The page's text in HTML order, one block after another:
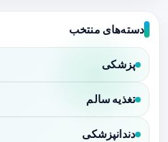
دسته‌های منتخب
پزشکی
تغذیه سالم
دندانپزشکی